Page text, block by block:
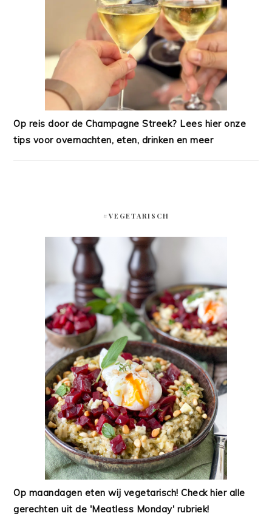
Op reis door de Champagne Streek? Lees hier onze
tips voor overnachten, eten, drinken en meer
#VEGETARISCH
Op maandagen eten wij vegetarisch! Check hier alle
gerechten uit de 'Meatless Monday' rubriek!